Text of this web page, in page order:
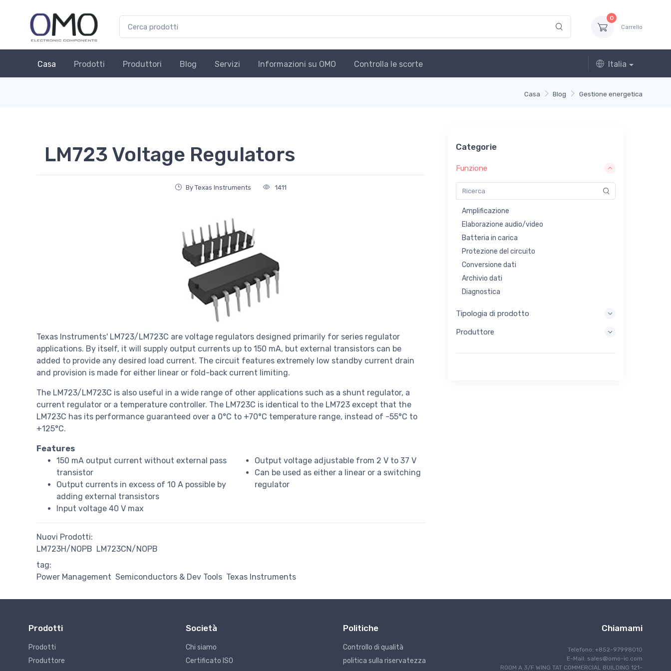
0
Carrello
Casa Prodotti Produttori Blog Servizi Informazioni su OMO Controlla le scorte Italia
Casa Blog Gestione energetica
LM723 Voltage Regulators
By Texas Instruments 1411
Texas Instruments' LM723/LM723C are voltage regulators designed primarily for series regulator
applications. By itself, it will supply output currents up to 150 mA, but external transistors can be
added to provide any desired load current. The circuit features extremely low standby current drain
and provision is made for either linear or fold-back current limiting.
The LM723/LM723C is also useful in a wide range of other applications such as a shunt regulator, a
current regulator or a temperature controller. The LM723C is identical to the LM723 except that the
LM723C has its performance guaranteed over a 0°C to +70°C temperature range, instead of -55°C to
+125°C.
Features
150 mA output current without external pass
transistor
Output currents in excess of 10 A possible by
adding external transistors
Input voltage 40 V max
Output voltage adjustable from 2 V to 37 V
Can be used as either a linear or a switching
regulator
Nuovi Prodotti:
LM723H/NOPB LM723CN/NOPB
tag:
Power Management Semiconductors & Dev Tools Texas Instruments
Categorie
Funzione
Amplificazione
Elaborazione audio/video
Batteria in carica
Protezione del circuito
Conversione dati
Archivio dati
Diagnostica
Elaborazione incorporata
Raccolta di energia
rilevamento
Gestione del tempo e dell'orologio
Comunicazione cablata
Tipologia di prodotto
Produttore
Prodotti
Prodotti
Produttore
Società
Chi siamo
Certificato ISO
Politiche
Controllo di qualità
politica sulla riservatezza
Chiamami
Telefono: +852-97998010
E-Mail: sales@omo-ic.com
ROOM A 3/F WING TAT COMMERCIAL BUILDING 121-